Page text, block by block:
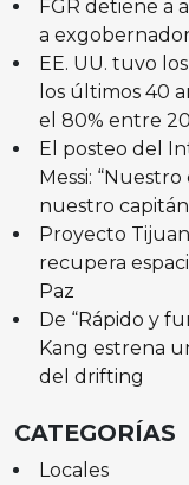
FGR detiene a
a
EE. UU. tuvo
los últimos 40
el 80% entre
El posteo del
Messi:
nuestro capitán
Proyecto
recupera
Paz
De “Rápido y
Kang estrena
del drifting
CATEGORÍAS
Locales